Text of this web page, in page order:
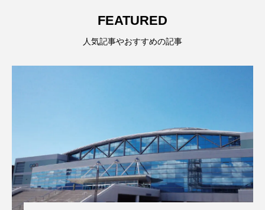
FEATURED
人気記事やおすすめの記事